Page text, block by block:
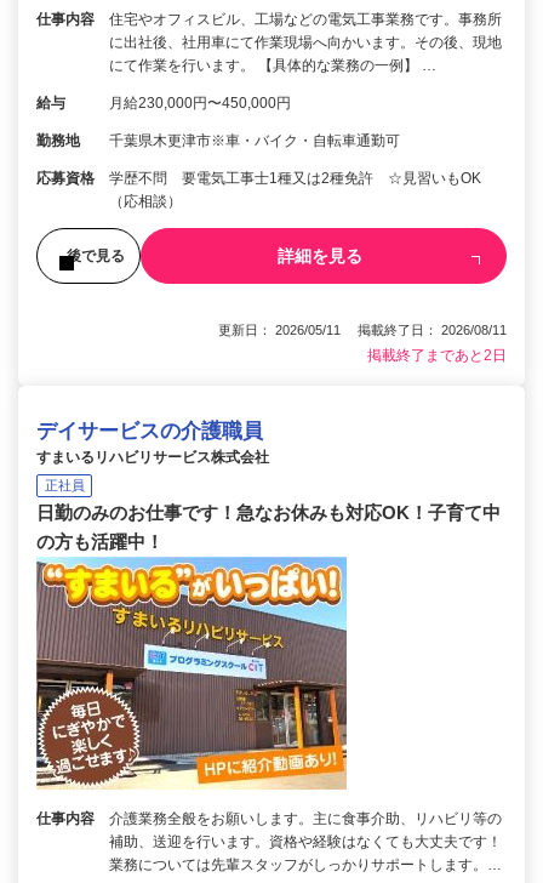
仕事内容
住宅やオフィスビル、工場などの電気工事業務です。事務所
に出社後、社用車にて作業現場へ向かいます。その後、現地
にて作業を行います。 【具体的な業務の一例】 …
給与 月給230,000円〜450,000円
勤務地 千葉県木更津市※車・バイク・自転車通勤可
応募資格
学歴不問 要電気工事士1種又は2種免許 ☆見習いもOK
（応相談）
後で見る 詳細を見る
更新日： 2026/05/11 掲載終了日： 2026/08/11
掲載終了まであと2日
デイサービスの介護職員
すまいるリハビリサービス株式会社
正社員
日勤のみのお仕事です！急なお休みも対応OK！子育て中
の方も活躍中！
仕事内容
介護業務全般をお願いします。主に食事介助、リハビリ等の
補助、送迎を行います。資格や経験はなくても大丈夫です！
業務については先輩スタッフがしっかりサポートします。…